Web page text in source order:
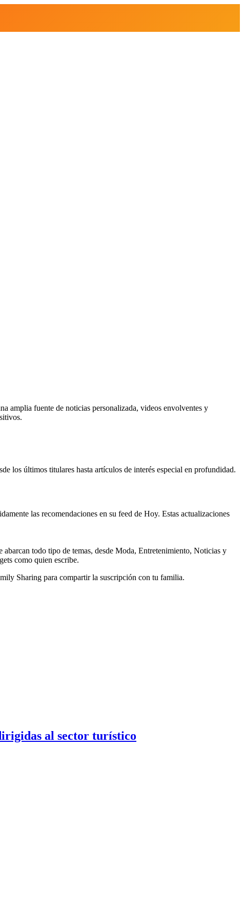
amplia fuente de noticias personalizada, videos envolventes y
los últimos titulares hasta artículos de interés especial en profundidad.
las recomendaciones en su feed de Hoy. Estas actualizaciones
todo tipo de temas, desde Moda, Entretenimiento, Noticias y
como quien escribe.
Sharing para compartir la suscripción con tu familia.
al sector turístico